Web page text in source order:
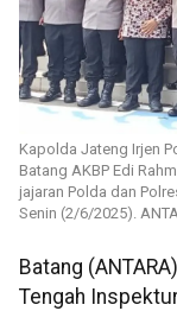
Kapolda Jateng Irjen
Batang AKBP Edi
jajaran Polda dan
Senin (2/6/2025).
Batang
Tengah